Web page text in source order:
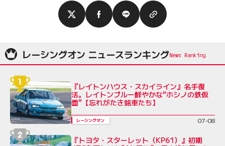
レーシングオン ニュースランキング
『レイトンハウス・スカイライン』名手復
活。レイトンブルー鮮やかな“ホシノの鉄仮
面”【忘れがたき銘車たち】
レーシングオン 07-08
『トヨタ・スターレット（KP61）』初期